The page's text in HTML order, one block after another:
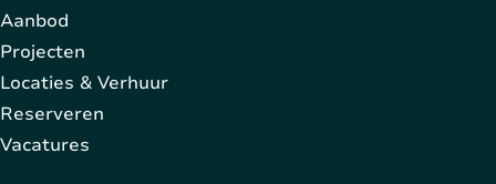
Aanbod
Projecten
Locaties & Verhuur
Reserveren
Vacatures